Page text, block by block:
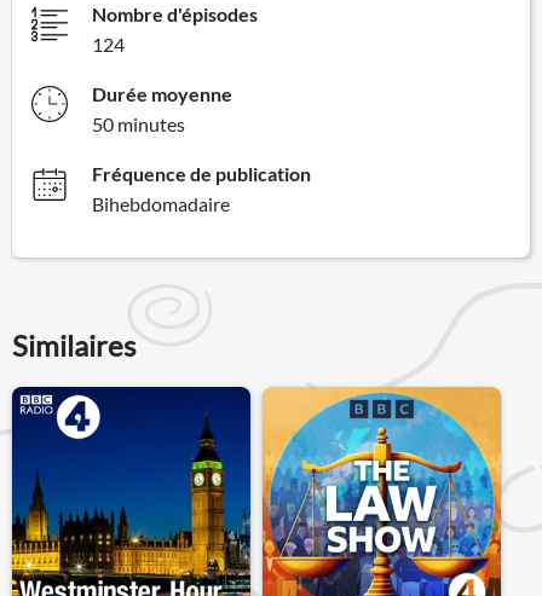
Nombre d'épisodes
124
Durée moyenne
50 minutes
Fréquence de publication
Bihebdomadaire
Similaires